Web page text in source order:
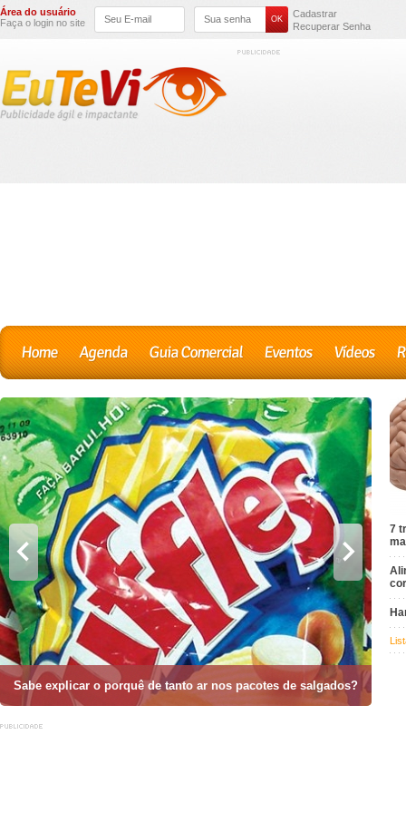
Área do usuário
Faça o login no site
Cadastrar
Recuperar Senha
Home Agenda Guia Comercial Eventos Vídeos
Sabe explicar o porquê de tanto ar nos pacotes de salgados?
7